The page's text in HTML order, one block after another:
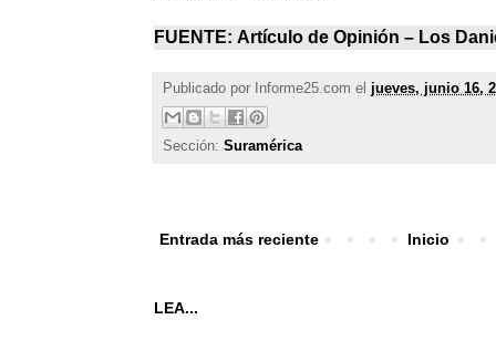
FUENTE: Artículo de Opinión – Los
Publicado por Informe25.com el jueves, junio 16,
Sección: Suramérica
Entrada más reciente Inicio
LEA...